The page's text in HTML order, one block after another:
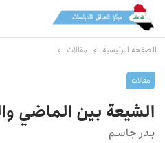
الصفحة الرئيسية مقالات
مقالات
الشيعة بين الماضي
بـدر جاسـم